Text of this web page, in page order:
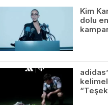
Kim
dolu